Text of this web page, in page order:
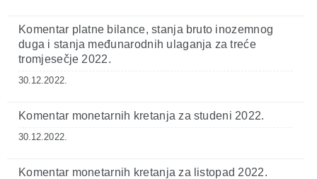
Komentar platne bilance, stanja bruto inozemnog
duga i stanja međunarodnih ulaganja za treće
tromjesečje 2022.
30.12.2022.
Komentar monetarnih kretanja za studeni 2022.
30.12.2022.
Komentar monetarnih kretanja za listopad 2022.